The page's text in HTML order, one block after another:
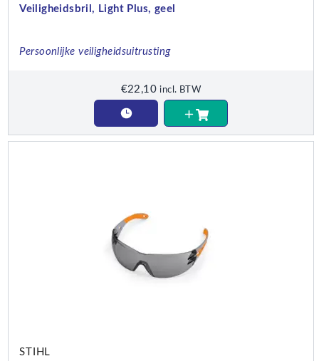
Veiligheidsbril, Light Plus, geel
Persoonlijke veiligheidsuitrusting
€22,10 incl. BTW
STIHL